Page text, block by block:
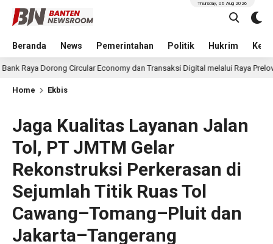
Beranda News Pemerintahan Politik Hukrim
Thursday, 06 Aug 2026
Circular Economy dan Transaksi Digital melalui Raya Preloved Bazaar
Home Ekbis
Jaga Kualitas Layanan Jalan
Tol, PT JMTM Gelar
Rekonstruksi Perkerasan di
Sejumlah Titik Ruas Tol
Cawang–Tomang–Pluit dan
Jakarta–Tangerang